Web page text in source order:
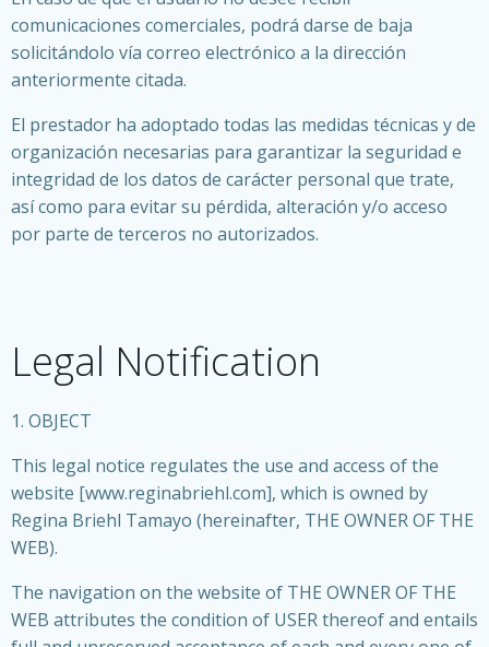
comunicaciones comerciales, podrá darse de baja
solicitándolo vía correo electrónico a la dirección
anteriormente citada.
El prestador ha adoptado todas las medidas técnicas y de
organización necesarias para garantizar la seguridad e
integridad de los datos de carácter personal que trate,
así como para evitar su pérdida, alteración y/o acceso
por parte de terceros no autorizados.
Legal Notification
1. OBJECT
This legal notice regulates the use and access of the
website [www.reginabriehl.com], which is owned by
Regina Briehl Tamayo (hereinafter, THE OWNER OF THE
WEB).
The navigation on the website of THE OWNER OF THE
WEB attributes the condition of USER thereof and entails